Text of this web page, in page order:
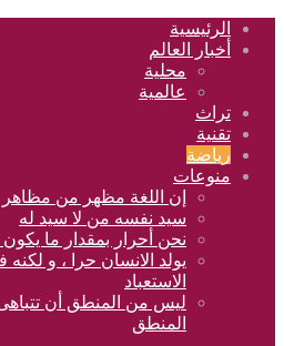
الرئيسية
أخبار العالم
محلية
عالمية
تراث
تقنية
رياضة
منوعات
إن اللغة مظهر من مظاهر
سيد نفسه من لا سيد له
نحن أحرار بمقدار ما يكون
يولد الانسان حرا ، و
الاستعباد
ليس من المنطق أن
المنطق